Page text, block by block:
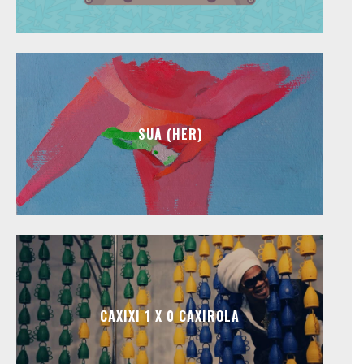
SUA (HER)
CAXIXI 1 X 0 CAXIROLA